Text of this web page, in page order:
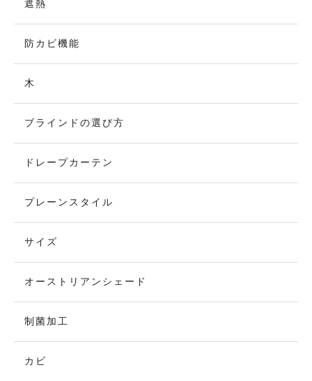
遮熱
防カビ機能
木
ブラインドの選び方
ドレープカーテン
プレーンスタイル
サイズ
オーストリアンシェード
制菌加工
カビ